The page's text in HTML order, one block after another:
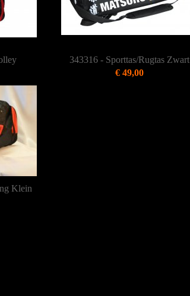
343316 - Sporttas/Rugtas Zwart
€ 49,00
Klein